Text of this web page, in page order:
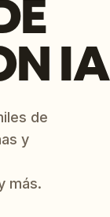
IA
de
y
más.